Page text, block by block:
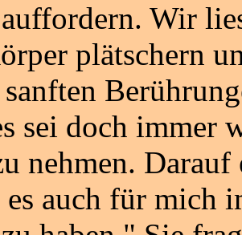
Wir
plätschern
sei doch immer
nehmen.
es auch für mich